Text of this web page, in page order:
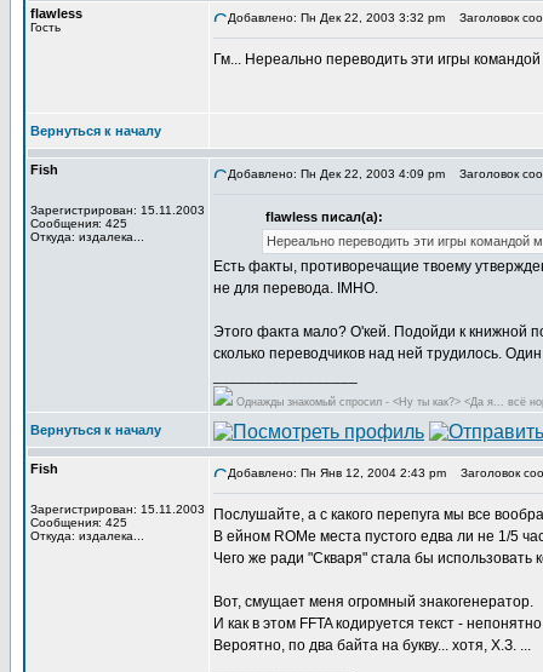
flawless
Гость
Добавлено: Пн Дек 22, 2003 3:32 pm Заголовок
Гм... Нереально переводить эти игры
Вернуться к началу
Fish
Зарегистрирован: 15.11.2003
Сообщения: 425
Откуда: издалека...
Добавлено: Пн Дек 22, 2003 4:09 pm Заголовок
flawless писал(а):
Нереально переводить эти игры командой
Есть факты, противоречащие твоему
не для перевода. IMHO.
Этого факта мало? О'кей. Подойди к книжной
сколько переводчиков над ней трудилось.
Однажды знакомый спросил - <Ну ты как?> <Да я... всё
Вернуться к началу
Fish
Зарегистрирован: 15.11.2003
Сообщения: 425
Откуда: издалека...
Добавлено: Пн Янв 12, 2004 2:43 pm Заголовок
Послушайте, а с какого перепуга мы все
В ейном ROMе места пустого едва ли не 1/5
Чего же ради "Скваря" стала бы использовать
Вот, смущает меня огромный знакогенератор.
И как в этом FFTA кодируется текст -
Вероятно, по два байта на букву... хотя, Х.З. ...